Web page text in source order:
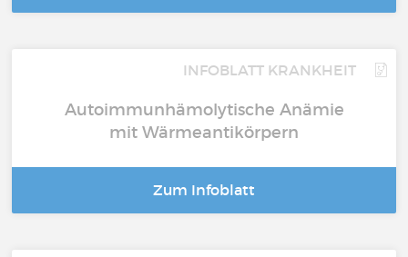
INFOBLATT KRANKHEIT
Autoimmunhämolytische Anämie
mit Wärmeantikörpern
Zum Infoblatt